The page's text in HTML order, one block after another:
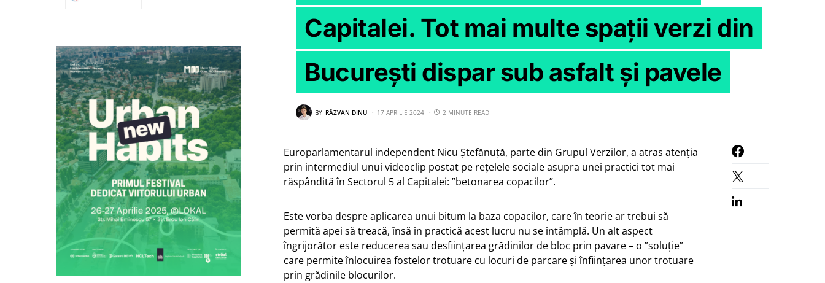
Capitalei. Tot mai multe spații verzi din
București dispar sub asfalt și pavele
BY RĂZVAN DINU 17 APRILIE 2024 2 MINUTE READ
Europarlamentarul independent Nicu Ștefănuță, parte din Grupul Verzilor, a atras atenția
prin intermediul unui videoclip postat pe rețelele sociale asupra unei practici tot mai
răspândită în Sectorul 5 al Capitalei: ”betonarea copacilor”.
Este vorba despre aplicarea unui bitum la baza copacilor, care în teorie ar trebui să
permită apei să treacă, însă în practică acest lucru nu se întâmplă. Un alt aspect
îngrijorător este reducerea sau desființarea grădinilor de bloc prin pavare – o ”soluție”
care permite înlocuirea fostelor trotuare cu locuri de parcare și înființarea unor trotuare
prin grădinile blocurilor.